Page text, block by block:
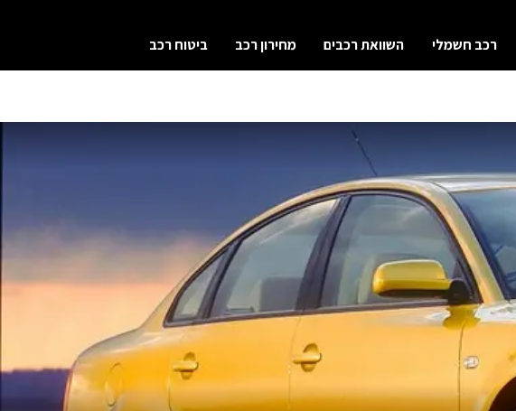
רכב חשמלי השוואת רכבים מחירון רכב ביטוח רכב